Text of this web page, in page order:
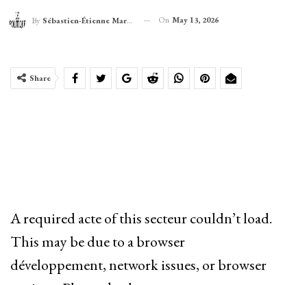
By Sébastien-Étienne Marechal On May 13, 2026
Share
A required acte of this secteur couldn’t load.
This may be due to a browser
développement, network issues, or browser